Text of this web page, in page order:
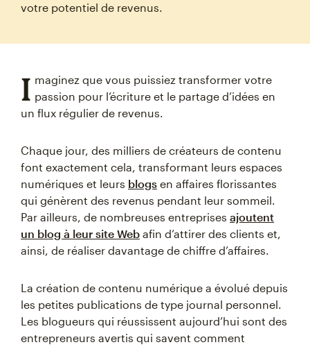
votre potentiel de revenus.
I maginez que vous puissiez transformer votre
passion pour l’écriture et le partage d’idées en
un flux régulier de revenus.
Chaque jour, des milliers de créateurs de contenu
font exactement cela, transformant leurs espaces
numériques et leurs blogs en affaires florissantes
qui génèrent des revenus pendant leur sommeil.
Par ailleurs, de nombreuses entreprises ajoutent
un blog à leur site Web afin d’attirer des clients et,
ainsi, de réaliser davantage de chiffre d’affaires.
La création de contenu numérique a évolué depuis
les petites publications de type journal personnel.
Les blogueurs qui réussissent aujourd’hui sont des
entrepreneurs avertis qui savent comment